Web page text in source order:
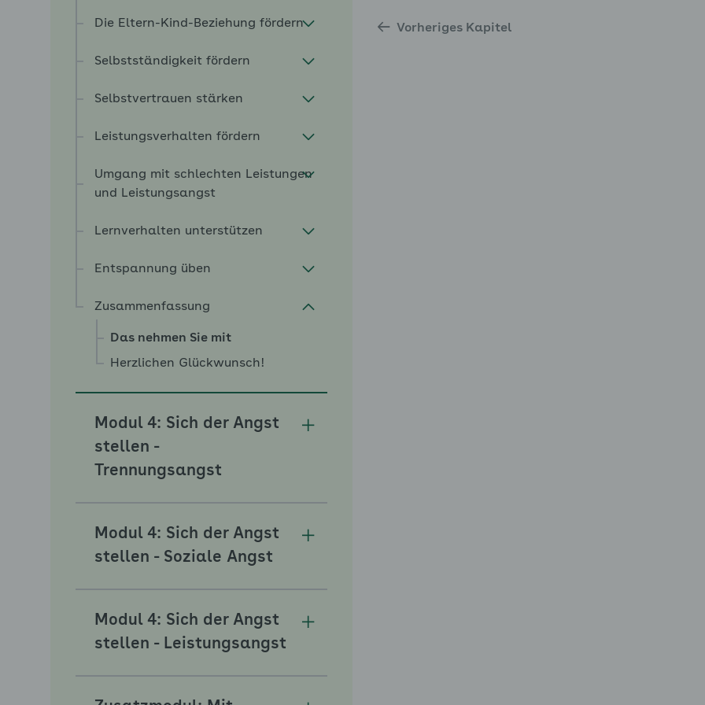
Vorheriges Kapitel
Die Eltern-Kind-Beziehung fördern
Selbstständigkeit fördern
Selbstvertrauen stärken
Leistungsverhalten fördern
Umgang mit schlechten Leistungen
und Leistungsangst
Lernverhalten unterstützen
Entspannung üben
Zusammenfassung
Das nehmen Sie mit
Herzlichen Glückwunsch!
Modul 4: Sich der Angst
stellen -
Trennungsangst
Modul 4: Sich der Angst
stellen - Soziale Angst
Modul 4: Sich der Angst
stellen - Leistungsangst